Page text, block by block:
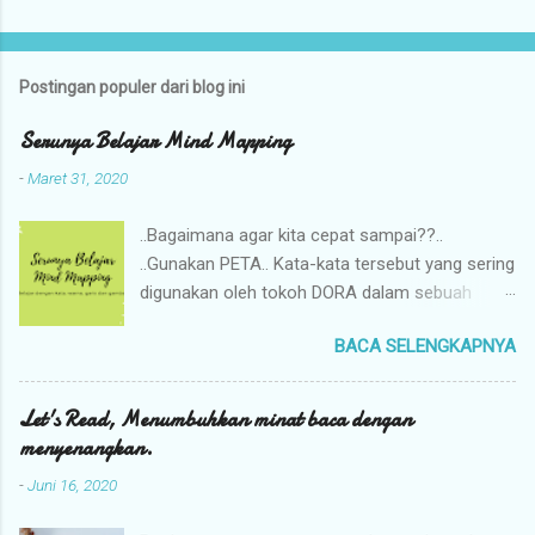
Postingan populer dari blog ini
Serunya Belajar Mind Mapping
-Maret 31, 2020
..Bagaimana agar kita cepat sampai??..
..Gunakan PETA.. Kata-kata tersebut yang sering
digunakan oleh tokoh DORA dalam sebuah
PETA dalam beraktivitas, membuat apa yang
ada di kepala saya menjadi lebih mudah
difahami dan dijalani. Beberapa hari lalu saya
melihat postingan fb teman saya, komunitas
BACA SELENGKAPNYA
Let's Read, Menumbuhkan minat baca dengan
menyenangkan.
-Juni 16, 2020